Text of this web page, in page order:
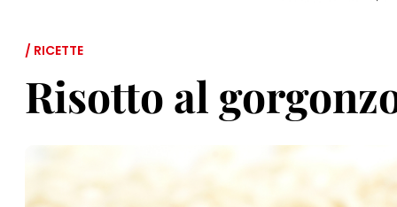
/ RICETTE
Risotto al